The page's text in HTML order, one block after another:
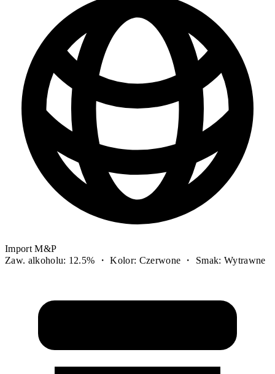
Import M&P
Zaw. alkoholu: 12.5% ・ Kolor: Czerwone ・ Smak: Wytrawne